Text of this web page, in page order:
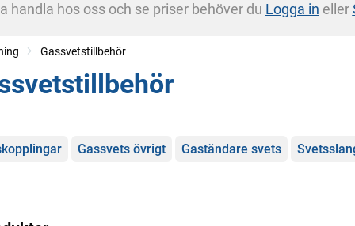
handla hos oss och se priser behöver du Logga in eller
Gassvetstillbehör
Gassvets övrigt Gaständare svets